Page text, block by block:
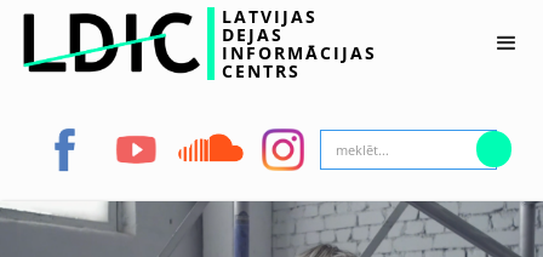
LATVIJAS
DEJAS
INFORMĀCIJAS
CENTRS